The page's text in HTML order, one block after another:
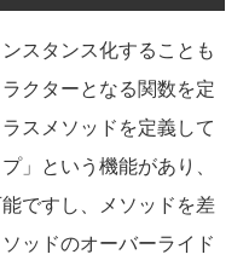
スタンス化することも
クターとなる関数を定
スメソッドを定義して
」という機能があり、
ですし、メソッドを差
ッドのオーバーライド